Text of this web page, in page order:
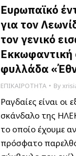
Ευρωπαϊκό
για τον
τον γενικό
φυλλάδα
ΕΠΙΚΑΙΡΟΤΗΤΑ By
Ραγδαίες είναι οι
σκάνδαλο της
το οποίο έχουμε
πρόσφατο